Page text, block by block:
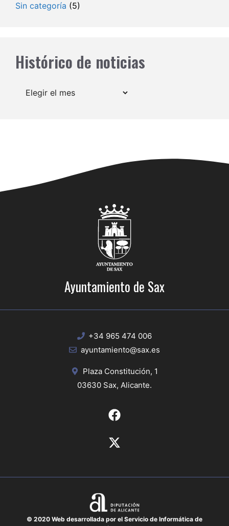
Sin categoría (5)
Histórico de noticias
Archivos
Ayuntamiento de Sax
+34 965 474 006
ayuntamiento@sax.es
Plaza Constitución, 1
03630 Sax, Alicante.
© 2020 Web desarrollada por el Servicio de Informática de